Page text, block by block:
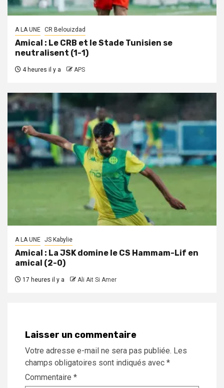
A LA UNE CR Belouizdad
Amical : Le CRB et le Stade Tunisien se
neutralisent (1-1)
4 heures il y a APS
A LA UNE JS Kabylie
Amical : La JSK domine le CS Hammam-Lif en
amical (2-0)
17 heures il y a Ali Ait Si Amer
Laisser un commentaire
Votre adresse e-mail ne sera pas publiée. Les
champs obligatoires sont indiqués avec *
Commentaire *